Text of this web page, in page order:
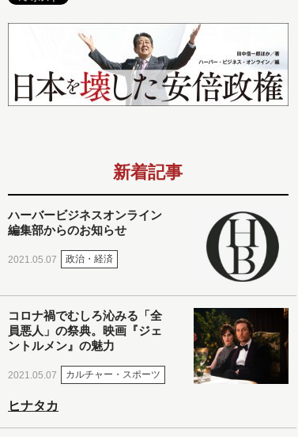
新着記事
ハーバービジネスオンライン
編集部からのお知らせ
2021.05.07 政治・経済
コロナ禍でむしろ沁みる「全
員悪人」の祭典。映画『ジェ
ントルメン』の魅力
2021.05.07 カルチャー・スポーツ
ヒナタカ